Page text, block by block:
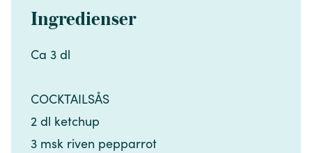
Ingredienser
Ca 3 dl​​​​‌ ‍ ​‍​‍‌‍ ‌ ​‍‌‍‍‌‌‍‌ ‌‍‍‌‌‍ ‍​‍​‍​ ‍‍​‍​‍‌ ​ ‌‍​‌‌‍ ‍‌‍‍‌‌ ‌​‌ ‍‌​‍ ‍‌‍‍‌‌‍ ​‍​‍​‍ ​​‍​‍‌‍‍​‌ ​‍‌‍‌‌‌‍‌‍​‍​‍​ ‍‍​‍​‍‌‍‍​‌ ‌​‌ ‌​‌ ​​‌ ​ ​ ‍‍​‍ ​‍ ‌‍​ ‌‍ ‌‌ ​ ​‍ ‍‌‍​ ‌‍‌‌‌ ​‍‌ ‌‍‌‍‌‌‌ ​‍‌‍​‌​‍ ‍‌ ​ ‌‍‌‌​‍ ‌ ​​‌ ​‍‌‍ ‌‍‌​‌ ‌‌‌‍​ ‌ ‌​‌‍‍‌‌‍ ‌‍ ‍​‍ ‌‍‍‌‌‍ ‍‌ ‌​‌‍‌‌‌‍ ‍‌ ‌​​‍ ‌‍‌‌‌‍‌​‌‍‍‌‌ ‌​​‍ ‌‍ ‌‌‍ ‌‍‌​‌‍‌‌​ ‌‌ ​​‌ ​‍‌‍‌‌‌ ​ ‌‍‌‌‌‍ ‍‌ ‌​‌‍​‌‌ ‌​‌‍‍‌‌‍ ‌‍ ‍​ ‍ ‌‍‍‌‌‍‌​​ ‌‌‍‌‍‌‍‌‍​ ​​​ ​‍​ ​‍​ ​‍​ ‍​​ ​‌​‍ ‌​ ​‍‌‍‌‌​ ​‍​ ​ ​‍ ‌​ ‌​‌‍‌‌​ ‌‍‌‍​‍​‍ ‌​ ‍‌‌‍​ ‌‍​ ‌‍​‍​‍ ‌​ ‌‍‌‍‌​‌‍​‌​ ​​​ ​‍​ ​​​ ‌ ​ ‍​‌‍‌‌​ ‌‌‌‍​ ‌‍​‍​ ‍ ‌ ‌​‌ ‍‌‌ ​​‌‍‌‌​ ‌‌ ​​‌‍​‌‌‍‌ ‌‍‌‌​ ‍ ‌ ​​‌‍​‌‌ ‌​‌‍‍​​ ‌‌‍​‍‌‍ ​‌‍ ‌‍​ ‌‍‍ ‌ ​ ​‍‌‌​ ‌‌‌​​‍‌‌ ‌‍‍ ‌‍‌‌‌ ‍‌​‍‌‌​ ​ ‌​‌​​‍‌‌​ ​ ‌​‌​​‍‌‌​ ​‍​ ​‍​ ‍​​ ‌‍​ ‌‍‌‍​‍‌‍​‍​ ‍​‌‍‌​​ ‌ ​‍ ‌‌‍​ ​ ‍‌‌‍​ ‌‍​‌​‍ ‌​ ‌​‌‍​‍‌‍​ ​ ‌ ​‍ ‌‌‍​‌​ ‌ ‌‍​‍​ ‍‌​‍ ‌‌‍​‍​ ​ ​ ​‌‌‍‌‍‌‍‌‍​ ​ ​ ‍‌​ ‍‌‌‍‌‍‌‍‌​‌‍‌​​ ‌ ​‍‌‌​ ​‍​ ​‍​‍‌‌​ ‌‌‌​‌​​‍ ‍‌‍​ ‌‍ ‌‍ ​‌ ‌‌‌‍ ‌‌‍ ‍‌ ​ ​‍‌‌​ ‌‌‌​​‍‌‌ ‌‍‍ ‌‍‌‌‌ ‍‌​‍‌‌​ ​ ‌​‌​​‍‌‌​ ​ ‌​‌​​‍‌‌​ ​‍​ ​‍​ ​‍‌‍‌‌​ ‍‌​ ‍​‌‍‌​‌‍‌​​ ​​​ ‌​‌‍‌‌​ ​‍‌‍​‌‌‍​ ​‍‌‌​ ​‍​ ​‍​‍‌‌​ ‌‌‌​‌​​‍ ‍‌‍‍‌‌ ‌​‌‍‌‌‌‍ ‌‌ ​ ​‍‌‌​ ‌‌‌​​‍​ ​​​‍‌‌​ ‌‌‌​‌​​ ‌‍​‍‌‍​‌‌ ​ ‌‍‌‌‌‌‌‌‌ ​‍‌‍ ​​ ‌‌‍‍​‌ ‌​‌ ‌​‌ ​​‌ ​ ​‍‌‌​ ​ ‌​​‌​‍‌‌​ ​‍‌​‌‍​‍‌‌​ ​‍‌​‌‍‌‍​ ‌‍ ‌‌ ​ ​‍ ‍‌‍​ ‌‍‌‌‌ ​‍‌ ‌‍‌‍‌‌‌ ​‍‌‍​‌​‍ ‍‌ ​ ‌‍‌‌​‍‌‍‌‍‍‌‌‍‌​​ ‌‌‍‌‍‌‍‌‍​ ​​​ ​‍​ ​‍​ ​‍​ ‍​​ ​‌​‍ ‌​ ​‍‌‍‌‌​ ​‍​ ​ ​‍ ‌​ ‌​‌‍‌‌​ ‌‍‌‍​‍​‍ ‌​ ‍‌‌‍​ ‌‍​ ‌‍​‍​‍ ‌​ ‌‍‌‍‌​‌‍​‌​ ​​​ ​‍​ ​​​ ‌ ​ ‍​‌‍‌‌​ ‌‌‌‍​ ‌‍​‍​‍‌‍‌ ‌​‌ ‍‌‌ ​​‌‍‌‌​ ‌‌ ​​‌‍​‌‌‍‌ ‌‍‌‌​‍‌‍‌ ​​‌‍​‌‌ ‌​‌‍‍​​ ‌‌‍​‍‌‍ ​‌‍ ‌‍​ ‌‍‍ ‌ ​ ​‍‌‌​ ‌‌‌​​‍‌‌ ‌‍‍ ‌‍‌‌‌ ‍‌​‍‌‌​ ​ ‌​‌​​‍‌‌​ ​ ‌​‌​​‍‌‌​ ​‍​ ​‍​ ‍​​ ‌‍​ ‌‍‌‍​‍‌‍​‍​ ‍​‌‍‌​​ ‌ ​‍ ‌‌‍​ ​ ‍‌‌‍​ ‌‍​‌​‍ ‌​ ‌​‌‍​‍‌‍​ ​ ‌ ​‍ ‌‌‍​‌​ ‌ ‌‍​‍​ ‍‌​‍ ‌‌‍​‍​ ​ ​ ​‌‌‍‌‍‌‍‌‍​ ​ ​ ‍‌​ ‍‌‌‍‌‍‌‍‌​‌‍‌​​ ‌ ​‍‌‌​ ​‍​ ​‍​‍‌‌​ ‌‌‌​‌​​‍ ‍‌‍​ ‌‍ ‌‍ ​‌ ‌‌‌‍ ‌‌‍ ‍‌ ​ ​‍‌‌​ ‌‌‌​​‍‌‌ ‌‍‍ ‌‍‌‌‌ ‍‌​‍‌‌​ ​ ‌​‌​​‍‌‌​ ​ ‌​‌​​‍‌‌​ ​‍​ ​‍​ ​‍‌‍‌‌​ ‍‌​ ‍​‌‍‌​‌‍‌​​ ​​​ ‌​‌‍‌‌​ ​‍‌‍​‌‌‍​ ​‍‌‌​ ​‍​ ​‍​‍‌‌​ ‌‌‌​‌​​‍ ‍‌‍‍‌‌ ‌​‌‍‌‌‌‍ ‌‌ ​ ​‍‌‌​ ‌‌‌​​‍​ ​​​‍‌‌​ ‌‌‌​‌​​‍‌‍‌ ‌ ‌‍ ‌ ​‍‌‍‍ ‌ ​ ‌ ​​‌‍​‌‌‍​ ‌‍‌‌​ ‌‌ ​​‌ ​‍‌‍ ‌‍‌​‌ ‌‌‌‍​ ‌ ‌​‌‍‍‌‌‍ ‌‍ ‍​‍‌‍‌ ​​‌‍‌‌‌ ​‍‌ ​ ‌ ​​‌‍‌‌‌‍​ ‌ ‌​‌‍‍‌‌ ‌‍‌‍‌‌​ ‌‌ ​​‌ ‌‌‌‍​‍‌‍ ​‌‍‍‌‌ ​ ‌‍‍​‌‍‌‌‌‍‌​​‍​‍‌ ‌
COCKTAILSÅS​​​​‌ ‍ ​‍​‍‌‍ ‌ ​‍‌‍‍‌‌‍‌ ‌‍‍‌‌‍ ‍​‍​‍​ ‍‍​‍​‍‌ ​ ‌‍​‌‌‍ ‍‌‍‍‌‌ ‌​‌ ‍‌​‍ ‍‌‍‍‌‌‍ ​‍​‍​‍ ​​‍​‍‌‍‍​‌ ​‍‌‍‌‌‌‍‌‍​‍​‍​ ‍‍​‍​‍‌‍‍​‌ ‌​‌ ‌​‌ ​​‌ ​ ​ ‍‍​‍ ​‍ ‌‍​ ‌‍ ‌‌ ​ ​‍ ‍‌‍​ ‌‍‌‌‌ ​‍‌ ‌‍‌‍‌‌‌ ​‍‌‍​‌​‍ ‍‌ ​ ‌‍‌‌​‍ ‌ ​​‌ ​‍‌‍ ‌‍‌​‌ ‌‌‌‍​ ‌ ‌​‌‍‍‌‌‍ ‌‍ ‍​‍ ‌‍‍‌‌‍ ‍‌ ‌​‌‍‌‌‌‍ ‍‌ ‌​​‍ ‌‍‌‌‌‍‌​‌‍‍‌‌ ‌​​‍ ‌‍ ‌‌‍ ‌‍‌​‌‍‌‌​ ‌‌ ​​‌ ​‍‌‍‌‌‌ ​ ‌‍‌‌‌‍ ‍‌ ‌​‌‍​‌‌ ‌​‌‍‍‌‌‍ ‌‍ ‍​ ‍ ‌‍‍‌‌‍‌​​ ‌‌‍‌‍‌‍‌‍​ ​​​ ​‍​ ​‍​ ​‍​ ‍​​ ​‌​‍ ‌​ ​‍‌‍‌‌​ ​‍​ ​ ​‍ ‌​ ‌​‌‍‌‌​ ‌‍‌‍​‍​‍ ‌​ ‍‌‌‍​ ‌‍​ ‌‍​‍​‍ ‌​ ‌‍‌‍‌​‌‍​‌​ ​​​ ​‍​ ​​​ ‌ ​ ‍​‌‍‌‌​ ‌‌‌‍​ ‌‍​‍​ ‍ ‌ ‌​‌ ‍‌‌ ​​‌‍‌‌​ ‌‌ ​​‌‍​‌‌‍‌ ‌‍‌‌​ ‍ ‌ ​​‌‍​‌‌ ‌​‌‍‍​​ ‌‌‍​‍‌‍ ​‌‍ ‌‍​ ‌‍‍ ‌ ​ ​‍‌‌​ ‌‌‌​​‍‌‌ ‌‍‍ ‌‍‌‌‌ ‍‌​‍‌‌​ ​ ‌​‌​​‍‌‌​ ​ ‌​‌​​‍‌‌​ ​‍​ ​‍​ ‍​​ ‌‍​ ‌‍‌‍​‍‌‍​‍​ ‍​‌‍‌​​ ‌ ​‍ ‌‌‍​ ​ ‍‌‌‍​ ‌‍​‌​‍ ‌​ ‌​‌‍​‍‌‍​ ​ ‌ ​‍ ‌‌‍​‌​ ‌ ‌‍​‍​ ‍‌​‍ ‌‌‍​‍​ ​ ​ ​‌‌‍‌‍‌‍‌‍​ ​ ​ ‍‌​ ‍‌‌‍‌‍‌‍‌​‌‍‌​​ ‌ ​‍‌‌​ ​‍​ ​‍​‍‌‌​ ‌‌‌​‌​​‍ ‍‌‍​ ‌‍ ‌‍ ​‌ ‌‌‌‍ ‌‌‍ ‍‌ ​ ​‍‌‌​ ‌‌‌​​‍‌‌ ‌‍‍ ‌‍‌‌‌ ‍‌​‍‌‌​ ​ ‌​‌​​‍‌‌​ ​ ‌​‌​​‍‌‌​ ​‍​ ​‍​ ​‍‌‍‌‌​ ‍‌​ ‍​‌‍‌​‌‍‌​​ ​​​ ‌​‌‍‌‌​ ​‍‌‍​‌‌‍​ ​‍‌‌​ ​‍​ ​‍​‍‌‌​ ‌‌‌​‌​​‍ ‍‌‍‍‌‌ ‌​‌‍‌‌‌‍ ‌‌ ​ ​‍‌‌​ ‌‌‌​​‍​ ​‍​‍‌‌​ ‌‌‌​‌​​ ‌‍​‍‌‍​‌‌ ​ ‌‍‌‌‌‌‌‌‌ ​‍‌‍ ​​ ‌‌‍‍​‌ ‌​‌ ‌​‌ ​​‌ ​ ​‍‌‌​ ​ ‌​​‌​‍‌‌​ ​‍‌​‌‍​‍‌‌​ ​‍‌​‌‍‌‍​ ‌‍ ‌‌ ​ ​‍ ‍‌‍​ ‌‍‌‌‌ ​‍‌ ‌‍‌‍‌‌‌ ​‍‌‍​‌​‍ ‍‌ ​ ‌‍‌‌​‍‌‍‌‍‍‌‌‍‌​​ ‌‌‍‌‍‌‍‌‍​ ​​​ ​‍​ ​‍​ ​‍​ ‍​​ ​‌​‍ ‌​ ​‍‌‍‌‌​ ​‍​ ​ ​‍ ‌​ ‌​‌‍‌‌​ ‌‍‌‍​‍​‍ ‌​ ‍‌‌‍​ ‌‍​ ‌‍​‍​‍ ‌​ ‌‍‌‍‌​‌‍​‌​ ​​​ ​‍​ ​​​ ‌ ​ ‍​‌‍‌‌​ ‌‌‌‍​ ‌‍​‍​‍‌‍‌ ‌​‌ ‍‌‌ ​​‌‍‌‌​ ‌‌ ​​‌‍​‌‌‍‌ ‌‍‌‌​‍‌‍‌ ​​‌‍​‌‌ ‌​‌‍‍​​ ‌‌‍​‍‌‍ ​‌‍ ‌‍​ ‌‍‍ ‌ ​ ​‍‌‌​ ‌‌‌​​‍‌‌ ‌‍‍ ‌‍‌‌‌ ‍‌​‍‌‌​ ​ ‌​‌​​‍‌‌​ ​ ‌​‌​​‍‌‌​ ​‍​ ​‍​ ‍​​ ‌‍​ ‌‍‌‍​‍‌‍​‍​ ‍​‌‍‌​​ ‌ ​‍ ‌‌‍​ ​ ‍‌‌‍​ ‌‍​‌​‍ ‌​ ‌​‌‍​‍‌‍​ ​ ‌ ​‍ ‌‌‍​‌​ ‌ ‌‍​‍​ ‍‌​‍ ‌‌‍​‍​ ​ ​ ​‌‌‍‌‍‌‍‌‍​ ​ ​ ‍‌​ ‍‌‌‍‌‍‌‍‌​‌‍‌​​ ‌ ​‍‌‌​ ​‍​ ​‍​‍‌‌​ ‌‌‌​‌​​‍ ‍‌‍​ ‌‍ ‌‍ ​‌ ‌‌‌‍ ‌‌‍ ‍‌ ​ ​‍‌‌​ ‌‌‌​​‍‌‌ ‌‍‍ ‌‍‌‌‌ ‍‌​‍‌‌​ ​ ‌​‌​​‍‌‌​ ​ ‌​‌​​‍‌‌​ ​‍​ ​‍​ ​‍‌‍‌‌​ ‍‌​ ‍​‌‍‌​‌‍‌​​ ​​​ ‌​‌‍‌‌​ ​‍‌‍​‌‌‍​ ​‍‌‌​ ​‍​ ​‍​‍‌‌​ ‌‌‌​‌​​‍ ‍‌‍‍‌‌ ‌​‌‍‌‌‌‍ ‌‌ ​ ​‍‌‌​ ‌‌‌​​‍​ ​‍​‍‌‌​ ‌‌‌​‌​​‍‌‍‌ ‌ ‌‍ ‌ ​‍‌‍‍ ‌ ​ ‌ ​​‌‍​‌‌‍​ ‌‍‌‌​ ‌‌ ​​‌ ​‍‌‍ ‌‍‌​‌ ‌‌‌‍​ ‌ ‌​‌‍‍‌‌‍ ‌‍ ‍​‍‌‍‌ ​​‌‍‌‌‌ ​‍‌ ​ ‌ ​​‌‍‌‌‌‍​ ‌ ‌​‌‍‍‌‌ ‌‍‌‍‌‌​ ‌‌ ​​‌ ‌‌‌‍​‍‌‍ ​‌‍‍‌‌ ​ ‌‍‍​‌‍‌‌‌‍‌​​‍​‍‌ ‌
2 dl ketchup​​​​‌ ‍ ​‍​‍‌‍ ‌ ​‍‌‍‍‌‌‍‌ ‌‍‍‌‌‍ ‍​‍​‍​ ‍‍​‍​‍‌ ​ ‌‍​‌‌‍ ‍‌‍‍‌‌ ‌​‌ ‍‌​‍ ‍‌‍‍‌‌‍ ​‍​‍​‍ ​​‍​‍‌‍‍​‌ ​‍‌‍‌‌‌‍‌‍​‍​‍​ ‍‍​‍​‍‌‍‍​‌ ‌​‌ ‌​‌ ​​‌ ​ ​ ‍‍​‍ ​‍ ‌‍​ ‌‍ ‌‌ ​ ​‍ ‍‌‍​ ‌‍‌‌‌ ​‍‌ ‌‍‌‍‌‌‌ ​‍‌‍​‌​‍ ‍‌ ​ ‌‍‌‌​‍ ‌ ​​‌ ​‍‌‍ ‌‍‌​‌ ‌‌‌‍​ ‌ ‌​‌‍‍‌‌‍ ‌‍ ‍​‍ ‌‍‍‌‌‍ ‍‌ ‌​‌‍‌‌‌‍ ‍‌ ‌​​‍ ‌‍‌‌‌‍‌​‌‍‍‌‌ ‌​​‍ ‌‍ ‌‌‍ ‌‍‌​‌‍‌‌​ ‌‌ ​​‌ ​‍‌‍‌‌‌ ​ ‌‍‌‌‌‍ ‍‌ ‌​‌‍​‌‌ ‌​‌‍‍‌‌‍ ‌‍ ‍​ ‍ ‌‍‍‌‌‍‌​​ ‌‌‍‌‍‌‍‌‍​ ​​​ ​‍​ ​‍​ ​‍​ ‍​​ ​‌​‍ ‌​ ​‍‌‍‌‌​ ​‍​ ​ ​‍ ‌​ ‌​‌‍‌‌​ ‌‍‌‍​‍​‍ ‌​ ‍‌‌‍​ ‌‍​ ‌‍​‍​‍ ‌​ ‌‍‌‍‌​‌‍​‌​ ​​​ ​‍​ ​​​ ‌ ​ ‍​‌‍‌‌​ ‌‌‌‍​ ‌‍​‍​ ‍ ‌ ‌​‌ ‍‌‌ ​​‌‍‌‌​ ‌‌ ​​‌‍​‌‌‍‌ ‌‍‌‌​ ‍ ‌ ​​‌‍​‌‌ ‌​‌‍‍​​ ‌‌‍​‍‌‍ ​‌‍ ‌‍​ ‌‍‍ ‌ ​ ​‍‌‌​ ‌‌‌​​‍‌‌ ‌‍‍ ‌‍‌‌‌ ‍‌​‍‌‌​ ​ ‌​‌​​‍‌‌​ ​ ‌​‌​​‍‌‌​ ​‍​ ​‍​ ‍​​ ‌‍​ ‌‍‌‍​‍‌‍​‍​ ‍​‌‍‌​​ ‌ ​‍ ‌‌‍​ ​ ‍‌‌‍​ ‌‍​‌​‍ ‌​ ‌​‌‍​‍‌‍​ ​ ‌ ​‍ ‌‌‍​‌​ ‌ ‌‍​‍​ ‍‌​‍ ‌‌‍​‍​ ​ ​ ​‌‌‍‌‍‌‍‌‍​ ​ ​ ‍‌​ ‍‌‌‍‌‍‌‍‌​‌‍‌​​ ‌ ​‍‌‌​ ​‍​ ​‍​‍‌‌​ ‌‌‌​‌​​‍ ‍‌‍​ ‌‍ ‌‍ ​‌ ‌‌‌‍ ‌‌‍ ‍‌ ​ ​‍‌‌​ ‌‌‌​​‍‌‌ ‌‍‍ ‌‍‌‌‌ ‍‌​‍‌‌​ ​ ‌​‌​​‍‌‌​ ​ ‌​‌​​‍‌‌​ ​‍​ ​‍​ ​‍‌‍‌‌​ ‍‌​ ‍​‌‍‌​‌‍‌​​ ​​​ ‌​‌‍‌‌​ ​‍‌‍​‌‌‍​ ​‍‌‌​ ​‍​ ​‍​‍‌‌​ ‌‌‌​‌​​‍ ‍‌‍‍‌‌ ‌​‌‍‌‌‌‍ ‌‌ ​ ​‍‌‌​ ‌‌‌​​‍​ ​ ​‍‌‌​ ‌‌‌​‌​​ ‌‍​‍‌‍​‌‌ ​ ‌‍‌‌‌‌‌‌‌ ​‍‌‍ ​​ ‌‌‍‍​‌ ‌​‌ ‌​‌ ​​‌ ​ ​‍‌‌​ ​ ‌​​‌​‍‌‌​ ​‍‌​‌‍​‍‌‌​ ​‍‌​‌‍‌‍​ ‌‍ ‌‌ ​ ​‍ ‍‌‍​ ‌‍‌‌‌ ​‍‌ ‌‍‌‍‌‌‌ ​‍‌‍​‌​‍ ‍‌ ​ ‌‍‌‌​‍‌‍‌‍‍‌‌‍‌​​ ‌‌‍‌‍‌‍‌‍​ ​​​ ​‍​ ​‍​ ​‍​ ‍​​ ​‌​‍ ‌​ ​‍‌‍‌‌​ ​‍​ ​ ​‍ ‌​ ‌​‌‍‌‌​ ‌‍‌‍​‍​‍ ‌​ ‍‌‌‍​ ‌‍​ ‌‍​‍​‍ ‌​ ‌‍‌‍‌​‌‍​‌​ ​​​ ​‍​ ​​​ ‌ ​ ‍​‌‍‌‌​ ‌‌‌‍​ ‌‍​‍​‍‌‍‌ ‌​‌ ‍‌‌ ​​‌‍‌‌​ ‌‌ ​​‌‍​‌‌‍‌ ‌‍‌‌​‍‌‍‌ ​​‌‍​‌‌ ‌​‌‍‍​​ ‌‌‍​‍‌‍ ​‌‍ ‌‍​ ‌‍‍ ‌ ​ ​‍‌‌​ ‌‌‌​​‍‌‌ ‌‍‍ ‌‍‌‌‌ ‍‌​‍‌‌​ ​ ‌​‌​​‍‌‌​ ​ ‌​‌​​‍‌‌​ ​‍​ ​‍​ ‍​​ ‌‍​ ‌‍‌‍​‍‌‍​‍​ ‍​‌‍‌​​ ‌ ​‍ ‌‌‍​ ​ ‍‌‌‍​ ‌‍​‌​‍ ‌​ ‌​‌‍​‍‌‍​ ​ ‌ ​‍ ‌‌‍​‌​ ‌ ‌‍​‍​ ‍‌​‍ ‌‌‍​‍​ ​ ​ ​‌‌‍‌‍‌‍‌‍​ ​ ​ ‍‌​ ‍‌‌‍‌‍‌‍‌​‌‍‌​​ ‌ ​‍‌‌​ ​‍​ ​‍​‍‌‌​ ‌‌‌​‌​​‍ ‍‌‍​ ‌‍ ‌‍ ​‌ ‌‌‌‍ ‌‌‍ ‍‌ ​ ​‍‌‌​ ‌‌‌​​‍‌‌ ‌‍‍ ‌‍‌‌‌ ‍‌​‍‌‌​ ​ ‌​‌​​‍‌‌​ ​ ‌​‌​​‍‌‌​ ​‍​ ​‍​ ​‍‌‍‌‌​ ‍‌​ ‍​‌‍‌​‌‍‌​​ ​​​ ‌​‌‍‌‌​ ​‍‌‍​‌‌‍​ ​‍‌‌​ ​‍​ ​‍​‍‌‌​ ‌‌‌​‌​​‍ ‍‌‍‍‌‌ ‌​‌‍‌‌‌‍ ‌‌ ​ ​‍‌‌​ ‌‌‌​​‍​ ​ ​‍‌‌​ ‌‌‌​‌​​‍‌‍‌ ‌ ‌‍ ‌ ​‍‌‍‍ ‌ ​ ‌ ​​‌‍​‌‌‍​ ‌‍‌‌​ ‌‌ ​​‌ ​‍‌‍ ‌‍‌​‌ ‌‌‌‍​ ‌ ‌​‌‍‍‌‌‍ ‌‍ ‍​‍‌‍‌ ​​‌‍‌‌‌ ​‍‌ ​ ‌ ​​‌‍‌‌‌‍​ ‌ ‌​‌‍‍‌‌ ‌‍‌‍‌‌​ ‌‌ ​​‌ ‌‌‌‍​‍‌‍ ​‌‍‍‌‌ ​ ‌‍‍​‌‍‌‌‌‍‌​​‍​‍‌ ‌
3 msk riven pepparrot​​​​‌ ‍ ​‍​‍‌‍ ‌ ​‍‌‍‍‌‌‍‌ ‌‍‍‌‌‍ ‍​‍​‍​ ‍‍​‍​‍‌ ​ ‌‍​‌‌‍ ‍‌‍‍‌‌ ‌​‌ ‍‌​‍ ‍‌‍‍‌‌‍ ​‍​‍​‍ ​​‍​‍‌‍‍​‌ ​‍‌‍‌‌‌‍‌‍​‍​‍​ ‍‍​‍​‍‌‍‍​‌ ‌​‌ ‌​‌ ​​‌ ​ ​ ‍‍​‍ ​‍ ‌‍​ ‌‍ ‌‌ ​ ​‍ ‍‌‍​ ‌‍‌‌‌ ​‍‌ ‌‍‌‍‌‌‌ ​‍‌‍​‌​‍ ‍‌ ​ ‌‍‌‌​‍ ‌ ​​‌ ​‍‌‍ ‌‍‌​‌ ‌‌‌‍​ ‌ ‌​‌‍‍‌‌‍ ‌‍ ‍​‍ ‌‍‍‌‌‍ ‍‌ ‌​‌‍‌‌‌‍ ‍‌ ‌​​‍ ‌‍‌‌‌‍‌​‌‍‍‌‌ ‌​​‍ ‌‍ ‌‌‍ ‌‍‌​‌‍‌‌​ ‌‌ ​​‌ ​‍‌‍‌‌‌ ​ ‌‍‌‌‌‍ ‍‌ ‌​‌‍​‌‌ ‌​‌‍‍‌‌‍ ‌‍ ‍​ ‍ ‌‍‍‌‌‍‌​​ ‌‌‍‌‍‌‍‌‍​ ​​​ ​‍​ ​‍​ ​‍​ ‍​​ ​‌​‍ ‌​ ​‍‌‍‌‌​ ​‍​ ​ ​‍ ‌​ ‌​‌‍‌‌​ ‌‍‌‍​‍​‍ ‌​ ‍‌‌‍​ ‌‍​ ‌‍​‍​‍ ‌​ ‌‍‌‍‌​‌‍​‌​ ​​​ ​‍​ ​​​ ‌ ​ ‍​‌‍‌‌​ ‌‌‌‍​ ‌‍​‍​ ‍ ‌ ‌​‌ ‍‌‌ ​​‌‍‌‌​ ‌‌ ​​‌‍​‌‌‍‌ ‌‍‌‌​ ‍ ‌ ​​‌‍​‌‌ ‌​‌‍‍​​ ‌‌‍​‍‌‍ ​‌‍ ‌‍​ ‌‍‍ ‌ ​ ​‍‌‌​ ‌‌‌​​‍‌‌ ‌‍‍ ‌‍‌‌‌ ‍‌​‍‌‌​ ​ ‌​‌​​‍‌‌​ ​ ‌​‌​​‍‌‌​ ​‍​ ​‍​ ‍​​ ‌‍​ ‌‍‌‍​‍‌‍​‍​ ‍​‌‍‌​​ ‌ ​‍ ‌‌‍​ ​ ‍‌‌‍​ ‌‍​‌​‍ ‌​ ‌​‌‍​‍‌‍​ ​ ‌ ​‍ ‌‌‍​‌​ ‌ ‌‍​‍​ ‍‌​‍ ‌‌‍​‍​ ​ ​ ​‌‌‍‌‍‌‍‌‍​ ​ ​ ‍‌​ ‍‌‌‍‌‍‌‍‌​‌‍‌​​ ‌ ​‍‌‌​ ​‍​ ​‍​‍‌‌​ ‌‌‌​‌​​‍ ‍‌‍​ ‌‍ ‌‍ ​‌ ‌‌‌‍ ‌‌‍ ‍‌ ​ ​‍‌‌​ ‌‌‌​​‍‌‌ ‌‍‍ ‌‍‌‌‌ ‍‌​‍‌‌​ ​ ‌​‌​​‍‌‌​ ​ ‌​‌​​‍‌‌​ ​‍​ ​‍​ ​‍‌‍‌‌​ ‍‌​ ‍​‌‍‌​‌‍‌​​ ​​​ ‌​‌‍‌‌​ ​‍‌‍​‌‌‍​ ​‍‌‌​ ​‍​ ​‍​‍‌‌​ ‌‌‌​‌​​‍ ‍‌‍‍‌‌ ‌​‌‍‌‌‌‍ ‌‌ ​ ​‍‌‌​ ‌‌‌​​‍​ ‌​​‍‌‌​ ‌‌‌​‌​​ ‌‍​‍‌‍​‌‌ ​ ‌‍‌‌‌‌‌‌‌ ​‍‌‍ ​​ ‌‌‍‍​‌ ‌​‌ ‌​‌ ​​‌ ​ ​‍‌‌​ ​ ‌​​‌​‍‌‌​ ​‍‌​‌‍​‍‌‌​ ​‍‌​‌‍‌‍​ ‌‍ ‌‌ ​ ​‍ ‍‌‍​ ‌‍‌‌‌ ​‍‌ ‌‍‌‍‌‌‌ ​‍‌‍​‌​‍ ‍‌ ​ ‌‍‌‌​‍‌‍‌‍‍‌‌‍‌​​ ‌‌‍‌‍‌‍‌‍​ ​​​ ​‍​ ​‍​ ​‍​ ‍​​ ​‌​‍ ‌​ ​‍‌‍‌‌​ ​‍​ ​ ​‍ ‌​ ‌​‌‍‌‌​ ‌‍‌‍​‍​‍ ‌​ ‍‌‌‍​ ‌‍​ ‌‍​‍​‍ ‌​ ‌‍‌‍‌​‌‍​‌​ ​​​ ​‍​ ​​​ ‌ ​ ‍​‌‍‌‌​ ‌‌‌‍​ ‌‍​‍​‍‌‍‌ ‌​‌ ‍‌‌ ​​‌‍‌‌​ ‌‌ ​​‌‍​‌‌‍‌ ‌‍‌‌​‍‌‍‌ ​​‌‍​‌‌ ‌​‌‍‍​​ ‌‌‍​‍‌‍ ​‌‍ ‌‍​ ‌‍‍ ‌ ​ ​‍‌‌​ ‌‌‌​​‍‌‌ ‌‍‍ ‌‍‌‌‌ ‍‌​‍‌‌​ ​ ‌​‌​​‍‌‌​ ​ ‌​‌​​‍‌‌​ ​‍​ ​‍​ ‍​​ ‌‍​ ‌‍‌‍​‍‌‍​‍​ ‍​‌‍‌​​ ‌ ​‍ ‌‌‍​ ​ ‍‌‌‍​ ‌‍​‌​‍ ‌​ ‌​‌‍​‍‌‍​ ​ ‌ ​‍ ‌‌‍​‌​ ‌ ‌‍​‍​ ‍‌​‍ ‌‌‍​‍​ ​ ​ ​‌‌‍‌‍‌‍‌‍​ ​ ​ ‍‌​ ‍‌‌‍‌‍‌‍‌​‌‍‌​​ ‌ ​‍‌‌​ ​‍​ ​‍​‍‌‌​ ‌‌‌​‌​​‍ ‍‌‍​ ‌‍ ‌‍ ​‌ ‌‌‌‍ ‌‌‍ ‍‌ ​ ​‍‌‌​ ‌‌‌​​‍‌‌ ‌‍‍ ‌‍‌‌‌ ‍‌​‍‌‌​ ​ ‌​‌​​‍‌‌​ ​ ‌​‌​​‍‌‌​ ​‍​ ​‍​ ​‍‌‍‌‌​ ‍‌​ ‍​‌‍‌​‌‍‌​​ ​​​ ‌​‌‍‌‌​ ​‍‌‍​‌‌‍​ ​‍‌‌​ ​‍​ ​‍​‍‌‌​ ‌‌‌​‌​​‍ ‍‌‍‍‌‌ ‌​‌‍‌‌‌‍ ‌‌ ​ ​‍‌‌​ ‌‌‌​​‍​ ‌​​‍‌‌​ ‌‌‌​‌​​‍‌‍‌ ‌ ‌‍ ‌ ​‍‌‍‍ ‌ ​ ‌ ​​‌‍​‌‌‍​ ‌‍‌‌​ ‌‌ ​​‌ ​‍‌‍ ‌‍‌​‌ ‌‌‌‍​ ‌ ‌​‌‍‍‌‌‍ ‌‍ ‍​‍‌‍‌ ​​‌‍‌‌‌ ​‍‌ ​ ‌ ​​‌‍‌‌‌‍​ ‌ ‌​‌‍‍‌‌ ‌‍‌‍‌‌​ ‌‌ ​​‌ ‌‌‌‍​‍‌‍ ​‌‍‍‌‌ ​ ‌‍‍​‌‍‌‌‌‍‌​​‍​‍‌ ‌